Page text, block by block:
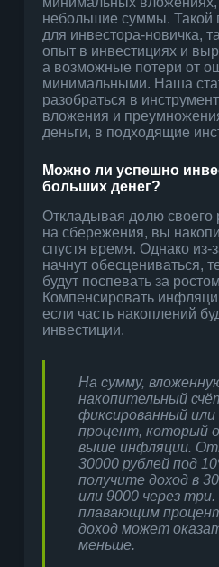
небольшие суммы. Такой
для инвестора-новичка,
опыт в инвестициях и
а возможные потери от
минимальными. Наша
разобраться в
вложения и
деньги, в подходящие
Можно ли успешно
больших денег?
Откладывая долю своего
на сбережения, вы
спустя время. Однако из-
начнут обесцениваться,
будут поспевать за
Компенсировать
если часть накоплений
инвестиции.
На сумму,
накопительный
фиксированный
процент, который
выше инфляции.
30000 рублей под
получите доход в
или 9000 через
плавающим
доход может
меньше.